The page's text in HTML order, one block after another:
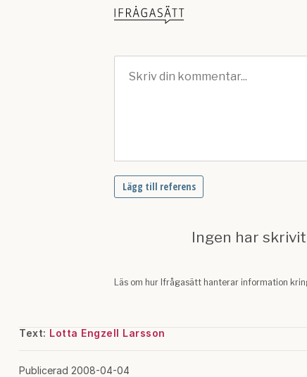
Text: Lotta Engzell Larsson
Publicerad 2008-04-04